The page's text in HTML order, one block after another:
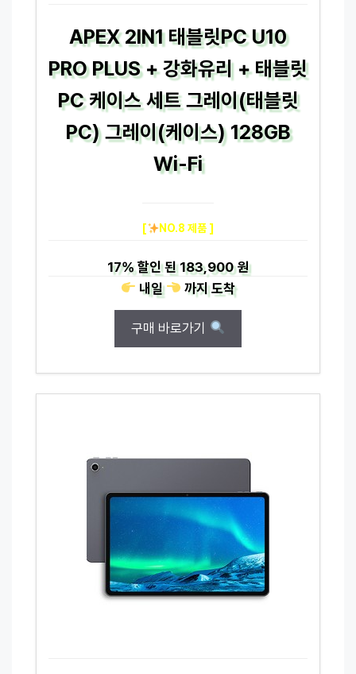
APEX 2IN1 태블릿PC U10
PRO PLUS + 강화유리 + 태블릿
PC 케이스 세트 그레이(태블릿
PC) 그레이(케이스) 128GB
Wi-Fi
[ NO.8 제품 ]
17%할인 된183,900 원
내일
까지도착
구매 바로가기